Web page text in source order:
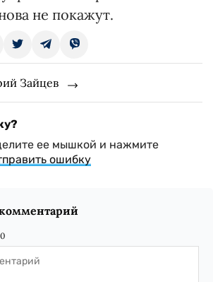
не покажут.
Зайцев
ее мышкой и нажмите
ошибку
0